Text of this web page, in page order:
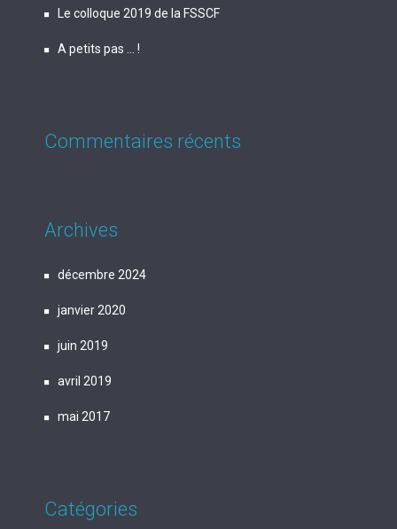
Le colloque 2019 de la FSSCF
A petits pas … !
Commentaires récents
Archives
décembre 2024
janvier 2020
juin 2019
avril 2019
mai 2017
Catégories